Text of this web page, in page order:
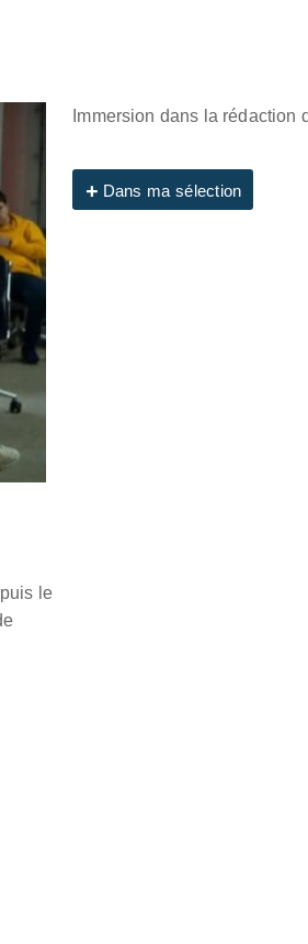
Immersion dans la rédaction
Dans ma sélection
le